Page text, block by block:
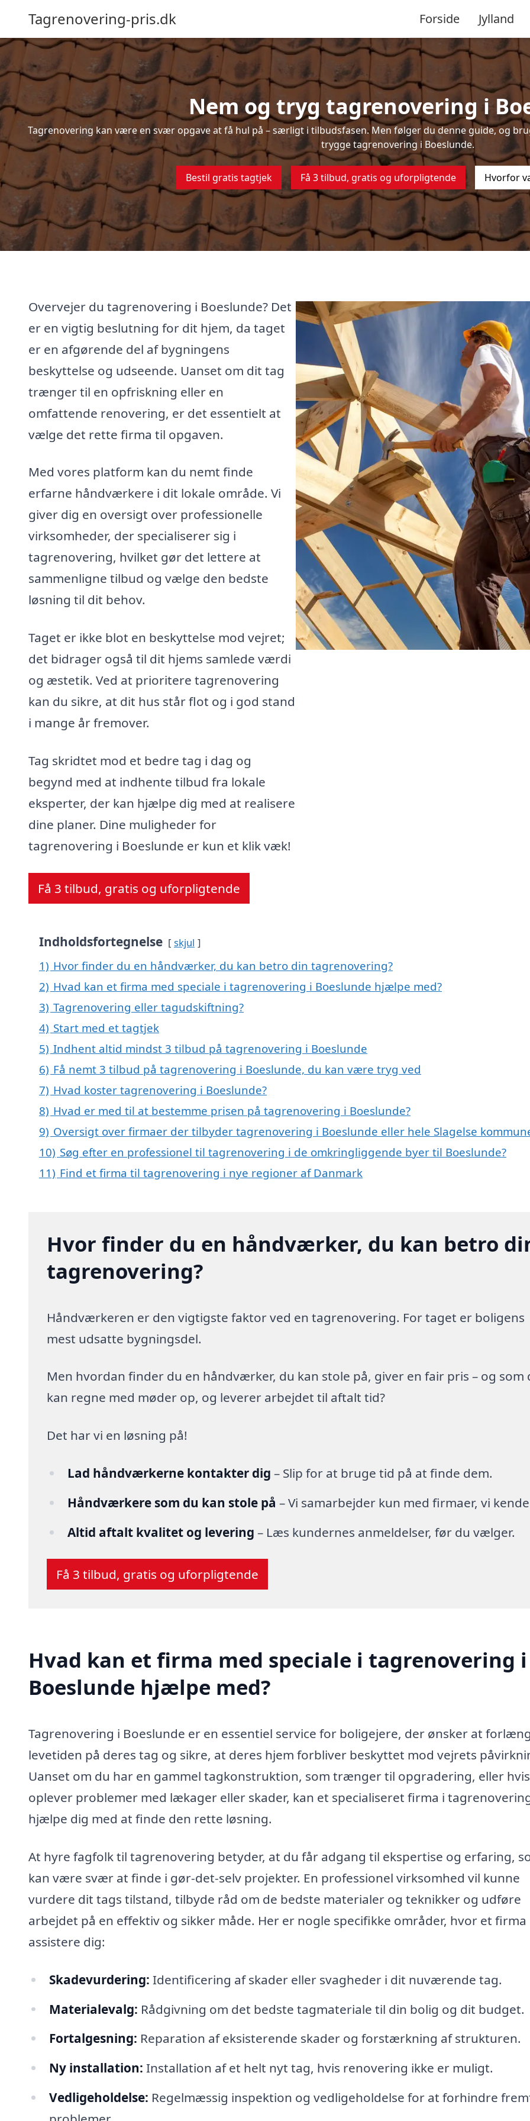
Tagrenovering-pris.dk Forside Jylland
Nem og tryg tagrenovering i
Tagrenovering kan være en svær opgave at få hul på – særligt i tilbudsfasen. Men følger du denne guide, og
trygge tagrenovering i Boeslunde.
Bestil gratis tagtjek Få 3 tilbud, gratis og uforpligtende Hvorfor
Overvejer du tagrenovering i Boeslunde? Det
er en vigtig beslutning for dit hjem, da taget
er en afgørende del af bygningens
beskyttelse og udseende. Uanset om dit tag
trænger til en opfriskning eller en
omfattende renovering, er det essentielt at
vælge det rette firma til opgaven.
Med vores platform kan du nemt finde
erfarne håndværkere i dit lokale område. Vi
giver dig en oversigt over professionelle
virksomheder, der specialiserer sig i
tagrenovering, hvilket gør det lettere at
sammenligne tilbud og vælge den bedste
løsning til dit behov.
Taget er ikke blot en beskyttelse mod vejret;
det bidrager også til dit hjems samlede værdi
og æstetik. Ved at prioritere tagrenovering
kan du sikre, at dit hus står flot og i god stand
i mange år fremover.
Tag skridtet mod et bedre tag i dag og
begynd med at indhente tilbud fra lokale
eksperter, der kan hjælpe dig med at realisere
dine planer. Dine muligheder for
tagrenovering i Boeslunde er kun et klik væk!
Få 3 tilbud, gratis og uforpligtende
Indholdsfortegnelse skjul
1) Hvor finder du en håndværker, du kan betro din tagrenovering?
2) Hvad kan et firma med speciale i tagrenovering i Boeslunde hjælpe med?
3) Tagrenovering eller tagudskiftning?
4) Start med et tagtjek
5) Indhent altid mindst 3 tilbud på tagrenovering i Boeslunde
6) Få nemt 3 tilbud på tagrenovering i Boeslunde, du kan være tryg ved
7) Hvad koster tagrenovering i Boeslunde?
8) Hvad er med til at bestemme prisen på tagrenovering i Boeslunde?
9) Oversigt over firmaer der tilbyder tagrenovering i Boeslunde eller hele Slagelse
10) Søg efter en professionel til tagrenovering i de omkringliggende byer til Boeslunde?
11) Find et firma til tagrenovering i nye regioner af Danmark
Hvor finder du en håndværker, du kan betro
tagrenovering?
Håndværkeren er den vigtigste faktor ved en tagrenovering. For taget er boligens
mest udsatte bygningsdel.
Men hvordan finder du en håndværker, du kan stole på, giver en fair pris – og som
kan regne med møder op, og leverer arbejdet til aftalt tid?
Det har vi en løsning på!
Lad håndværkerne kontakter dig – Slip for at bruge tid på at finde dem.
Håndværkere som du kan stole på – Vi samarbejder kun med firmaer, vi
Altid aftalt kvalitet og levering – Læs kundernes anmeldelser, før du vælger.
Få 3 tilbud, gratis og uforpligtende
Hvad kan et firma med speciale i tagrenovering i
Boeslunde hjælpe med?
Tagrenovering i Boeslunde er en essentiel service for boligejere, der ønsker at
levetiden på deres tag og sikre, at deres hjem forbliver beskyttet mod vejrets
Uanset om du har en gammel tagkonstruktion, som trænger til opgradering, eller
oplever problemer med lækager eller skader, kan et specialiseret firma i
hjælpe dig med at finde den rette løsning.
At hyre fagfolk til tagrenovering betyder, at du får adgang til ekspertise og erfaring,
kan være svær at finde i gør-det-selv projekter. En professionel virksomhed vil kunne
vurdere dit tags tilstand, tilbyde råd om de bedste materialer og teknikker og udføre
arbejdet på en effektiv og sikker måde. Her er nogle specifikke områder, hvor et firma
assistere dig:
Skadevurdering: Identificering af skader eller svagheder i dit nuværende tag.
Materialevalg: Rådgivning om det bedste tagmateriale til din bolig og dit budget.
Fortalgesning: Reparation af eksisterende skader og forstærkning af strukturen.
Ny installation: Installation af et helt nyt tag, hvis renovering ikke er muligt.
Vedligeholdelse: Regelmæssig inspektion og vedligeholdelse for at forhindre